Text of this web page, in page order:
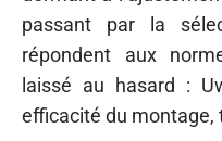
passant par la
répondent aux
laissé au hasard :
efficacité du montage,